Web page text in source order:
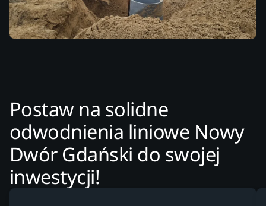
Postaw na solidne
odwodnienia liniowe Nowy
Dwór Gdański do swojej
inwestycji!